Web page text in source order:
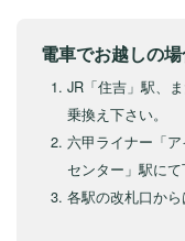
電車でお越しの
JR「住吉」駅、
乗換え下さい。
六甲ライナー「
センター」駅にて
各駅の改札口から